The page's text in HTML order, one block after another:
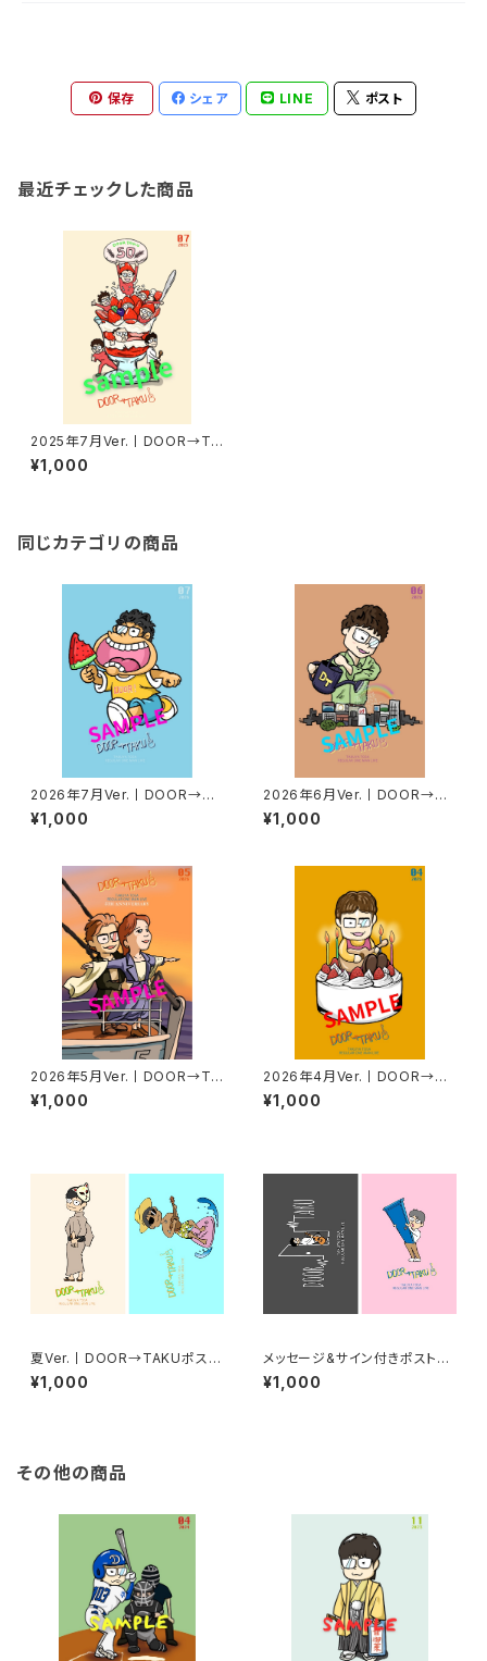
保存 シェア LINE ポスト
最近チェックした商品
2025年7月Ver.丨DOOR→TA
KUポストカード
¥1,000
同じカテゴリの商品
2026年7月Ver.丨DOOR→TA
KUポストカード
¥1,000
2026年6月Ver.丨DOOR→TA
KUポストカード
¥1,000
2026年5月Ver.丨DOOR→TA
KUポストカード
¥1,000
2026年4月Ver.丨DOOR→TA
KUポストカード
¥1,000
夏Ver.丨DOOR→TAKUポスト
カード【2枚セット】
¥1,000
メッセージ&サイン付きポストカ
ード【2枚セット】
¥1,000
その他の商品